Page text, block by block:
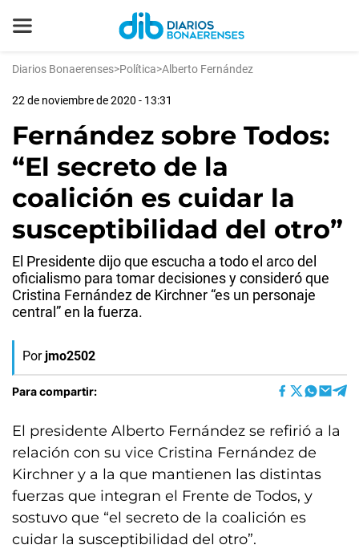
Diarios Bonaerenses>Política>Alberto Fernández
22 de noviembre de 2020 - 13:31
Fernández sobre Todos:
“El secreto de la
coalición es cuidar la
susceptibilidad del otro”
El Presidente dijo que escucha a todo el arco del
oficialismo para tomar decisiones y consideró que
Cristina Fernández de Kirchner “es un personaje
central” en la fuerza.
Por jmo2502
Para compartir:
El presidente Alberto Fernández se refirió a la
relación con su vice Cristina Fernández de
Kirchner y a la que mantienen las distintas
fuerzas que integran el Frente de Todos, y
sostuvo que “el secreto de la coalición es
cuidar la susceptibilidad del otro”.